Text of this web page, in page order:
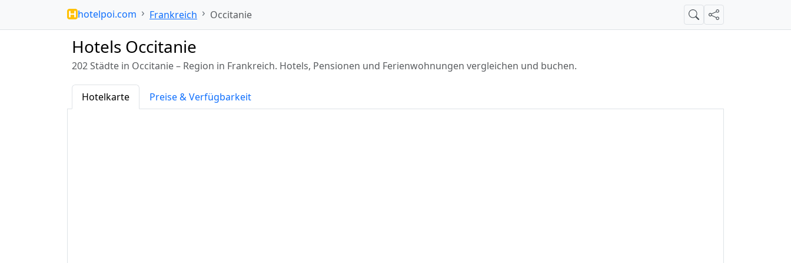
hotelpoi.com Frankreich Occitanie SucheTeilen
Hotels Occitanie
202 Städte in Occitanie – Region in Frankreich. Hotels, Pensionen und Ferienwohnungen vergleichen und buchen.
Hotelkarte Preise & Verfügbarkeit